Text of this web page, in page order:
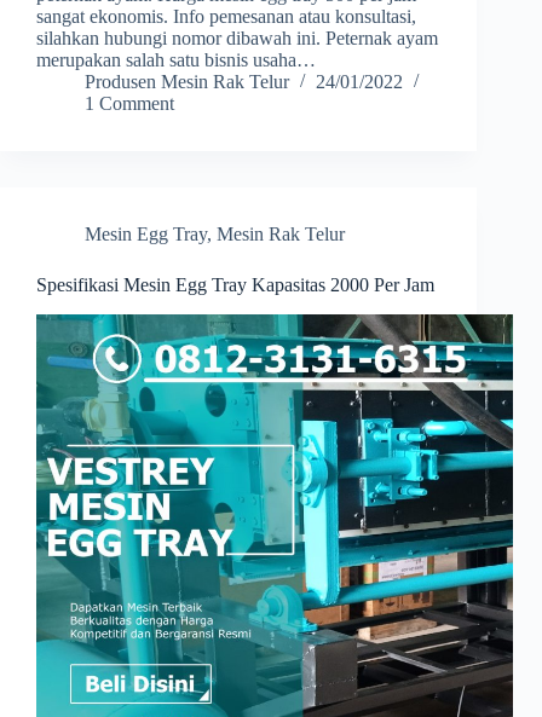
sangat ekonomis. Info pemesanan atau konsultasi,
silahkan hubungi nomor dibawah ini. Peternak ayam
merupakan salah satu bisnis usaha…
Produsen Mesin Rak Telur
24/01/2022
1 Comment
Mesin Egg Tray, Mesin Rak Telur
Spesifikasi Mesin Egg Tray Kapasitas 2000 Per Jam